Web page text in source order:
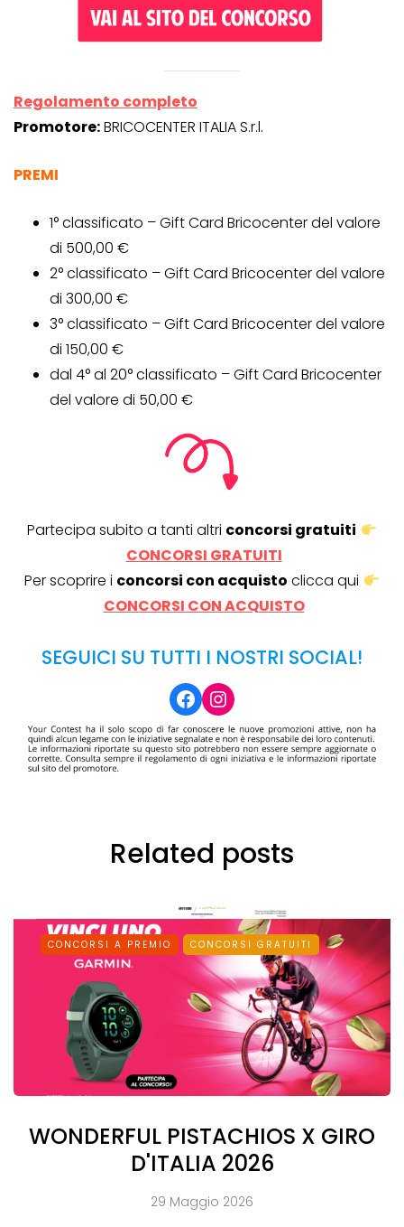
Regolamento completo
Promotore:BRICOCENTER ITALIA S.r.l.
PREMI
1° classificato – Gift Card Bricocenter del valore
di 500,00 €
2° classificato – Gift Card Bricocenter del valore
di 300,00 €
3° classificato – Gift Card Bricocenter del valore
di 150,00 €
dal 4° al 20° classificato – Gift Card Bricocenter
del valore di 50,00 €
Partecipa subito a tanti altri concorsi gratuiti
CONCORSI GRATUITI
Per scoprire i concorsi con acquisto clicca qui
CONCORSI CON ACQUISTO
SEGUICI SU TUTTI I NOSTRI SOCIAL!
Facebook
Instagram
Related posts
CONCORSI A PREMIO CONCORSI GRATUITI
WONDERFUL PISTACHIOS X GIRO
D'ITALIA 2026
29 Maggio 2026